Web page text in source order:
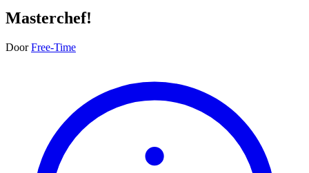
Masterchef!
Door Free-Time